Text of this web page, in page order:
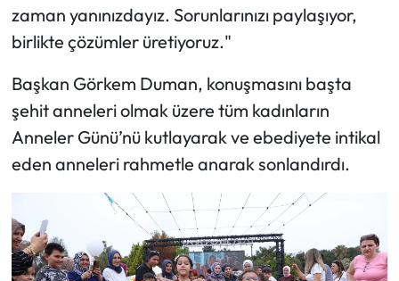
zaman yanınızdayız. Sorunlarınızı paylaşıyor,
birlikte çözümler üretiyoruz."
Başkan Görkem Duman, konuşmasını başta
şehit anneleri olmak üzere tüm kadınların
Anneler Günü’nü kutlayarak ve ebediyete intikal
eden anneleri rahmetle anarak sonlandırdı.